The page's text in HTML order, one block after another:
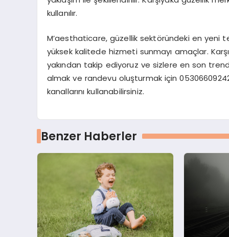
kullanılır.
M’aesthaticare, güzellik sektöründeki en yeni
yüksek kalitede hizmeti sunmayı amaçlar.
yakından takip ediyoruz ve sizlere en son
almak ve randevu oluşturmak için
kanallarını kullanabilirsiniz.
Benzer Haberler